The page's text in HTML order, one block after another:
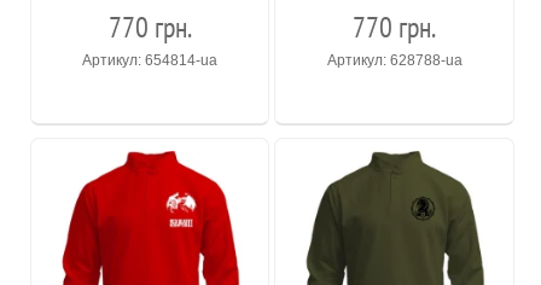
770 грн.
Артикул: 654814-ua
770 грн.
Артикул: 628788-ua